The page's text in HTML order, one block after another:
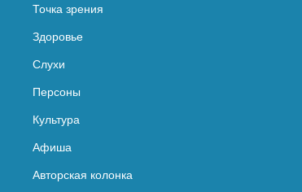
Точка зрения
Здоровье
Слухи
Персоны
Культура
Афиша
Авторская колонка